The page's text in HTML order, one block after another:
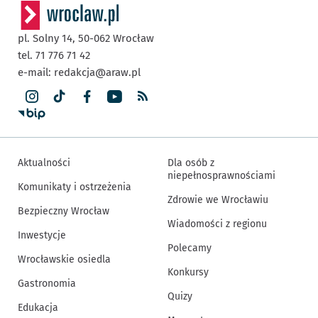
pl. Solny 14, 50-062 Wrocław
tel. 71 776 71 42
e-mail: redakcja@araw.pl
Aktualności
Komunikaty i ostrzeżenia
Bezpieczny Wrocław
Inwestycje
Wrocławskie osiedla
Gastronomia
Edukacja
Dla osób z
niepełnosprawnościami
Zdrowie we Wrocławiu
Wiadomości z regionu
Polecamy
Konkursy
Quizy